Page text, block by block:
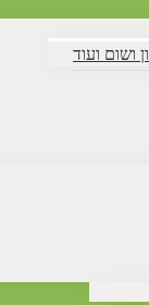
ושום ועוד